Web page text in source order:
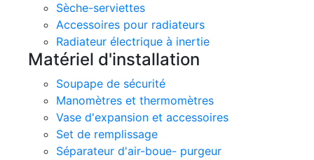
Sèche-serviettes
Accessoires pour radiateurs
Radiateur électrique à inertie
Matériel d'installation
Soupape de sécurité
Manomètres et thermomètres
Vase d'expansion et accessoires
Set de remplissage
Séparateur d'air-boue- purgeur